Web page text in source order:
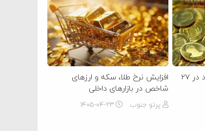
قیمت سکه و طلا در بازار آزاد در ۲۷
افزایش نرخ طلا، سکه و ارزهای
شاخص در بازارهای داخلی
پرتو جنوب ۱۴۰۵-۰۴-۲۳